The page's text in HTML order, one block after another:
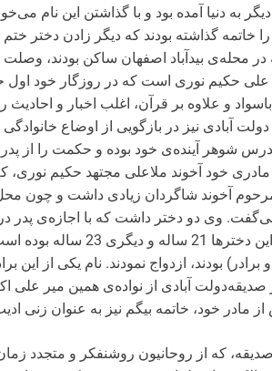
به دنیا آمده بود و با گذاشتن این نام
اسم ایشان را خاتمه گذاشته بودند که دیگر زادن
محله‌ی بیدآباد اصفهان ساکن بودند، وصلت
باسواد و علاوه بر قرآن، اغلب اخبار و
می‌کرد.[5] صدیقه دولت آبادی نیز در بازگویی از
شوهر آینده‌ی خود بوده و حکمت را از پدر
از جد مادری خود آخوند ملاعلی مجتهد حکیم
مرحوم آخوند شاگردان زیادی داشت و چون
وی دو دختر داشت که با اجازه‌ی پدر
بودند،‌ ازدواج نمودند. نام یکی از این
مادر خود، خاتمه بیگم نیز به عنوان زنی
که از روحانیون روشنفکر و متجدد